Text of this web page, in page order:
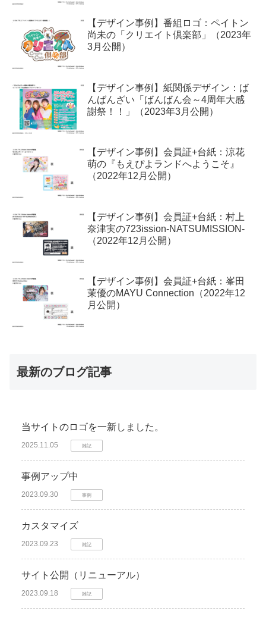
【デザイン事例】番組ロゴ：ペイトン
尚未の「クリエイト倶楽部」（2023年
3月公開）
【デザイン事例】紙関係デザイン：ば
んばんざい「ばんばん会～4周年大感
謝祭！！」（2023年3月公開）
【デザイン事例】会員証+台紙：涼花
萌の『もえぴよランドへようこそ』
（2022年12月公開）
【デザイン事例】会員証+台紙：村上
奈津実の723ission-NATSUMISSION-
（2022年12月公開）
【デザイン事例】会員証+台紙：峯田
茉優のMAYU Connection（2022年12
月公開）
最新のブログ記事
当サイトのロゴを一新しました。
2025.11.05 雑記
事例アップ中
2023.09.30 事例
カスタマイズ
2023.09.23 雑記
サイト公開（リニューアル）
2023.09.18 雑記